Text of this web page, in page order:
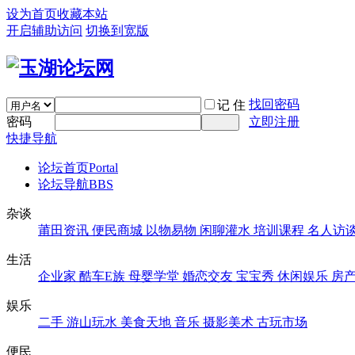
设为首页收藏本站
开启辅助访问 切换到宽版
记 住 找回密码
密码
立即注册
快捷导航
论坛首页Portal
论坛导航BBS
杂谈
莆田资讯 便民商城 以物易物 闲聊灌水 培训课程 名人访
生活
企业家 酷车E族 母婴学堂 婚恋交友 宝宝秀 休闲娱乐 房
娱乐
二手 游山玩水 美食天地 音乐 摄影美术 古玩市场
便民